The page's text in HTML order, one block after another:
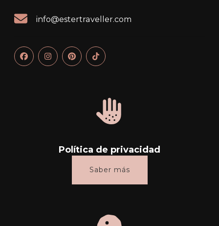
info@estertraveller.com
Política de privacidad
Saber más